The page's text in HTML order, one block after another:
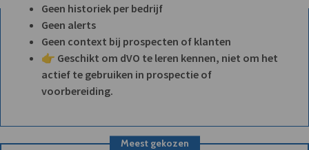
Geen historiek per bedrijf
Geen alerts
Geen context bij prospecten of klanten
👉 Geschikt om dVO te leren kennen, niet om het
actief te gebruiken in prospectie of
voorbereiding.
Meest gekozen